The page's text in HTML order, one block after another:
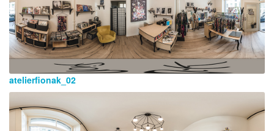
atelierfionak_02